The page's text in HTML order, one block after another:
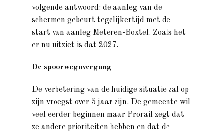
volgende antwoord: de aanleg van de
schermen gebeurt tegelijkertijd met de
start van aanleg Meteren-Boxtel. Zoals het
er nu uitziet is dat 2027.
De spoorwegovergang
De verbetering van de huidige situatie zal op
zijn vroegst over 5 jaar zijn. De gemeente wil
veel eerder beginnen maar Prorail zegt dat
ze andere prioriteiten hebben en dat de